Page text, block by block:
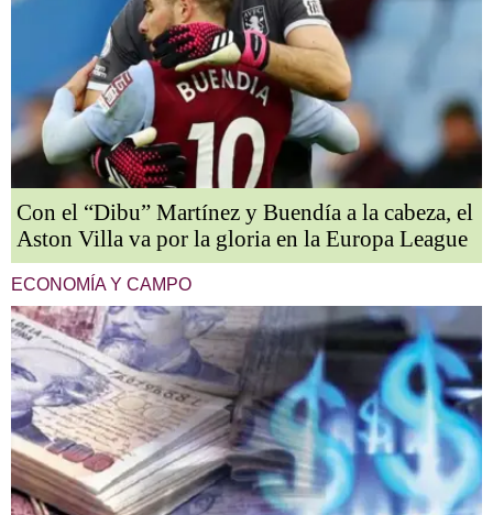
Con el “Dibu” Martínez y Buendía a la cabeza, el
Aston Villa va por la gloria en la Europa League
ECONOMÍA Y CAMPO